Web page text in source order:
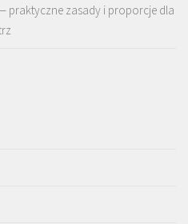
praktyczne zasady i proporcje dla